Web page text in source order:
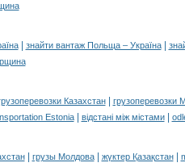
| знайти вантаж Польща – Україна|
Казахстан|
грузоперевозки
Estonia| відстані між містами|
| грузы Молдова| жүктер Қазақстан|